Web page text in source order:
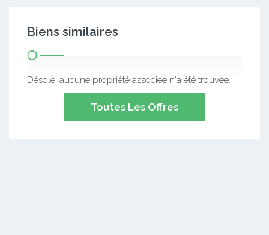
Biens similaires
Désolé, aucune propriété associée n'a été trouvée.
Toutes Les Offres